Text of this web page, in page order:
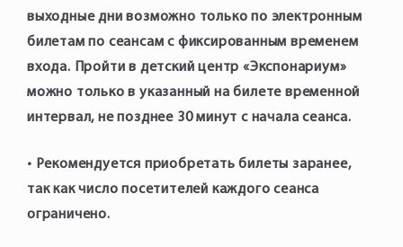
выходные дни возможно только по электронным
билетам по сеансам с фиксированным временем
входа. Пройти в детский центр «Экспонариум»
можно только в указанный на билете временной
интервал, не позднее 30 минут с начала сеанса.
• Рекомендуется приобретать билеты заранее,
так как число посетителей каждого сеанса
ограничено.